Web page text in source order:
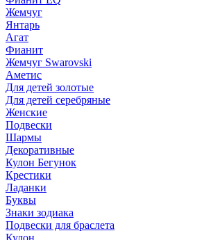
Жемчуг
Янтарь
Агат
Фианит
Жемчуг Swarovski
Аметис
Для детей золотые
Для детей серебряные
Женские
Подвески
Шармы
Декоративные
Кулон Бегунок
Крестики
Ладанки
Буквы
Знаки зодиака
Подвески для браслета
Кулон